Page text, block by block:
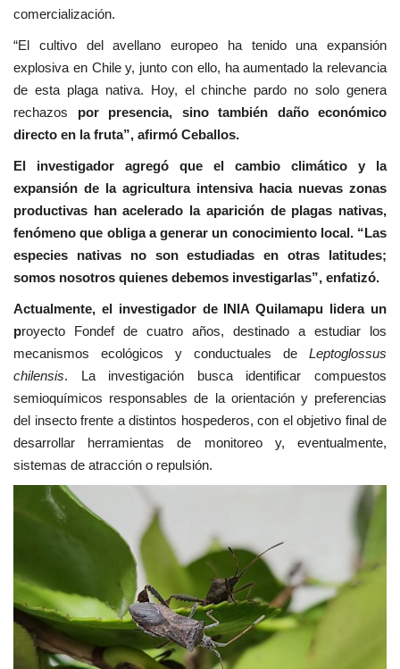
comercialización.
“El cultivo del avellano europeo ha tenido una expansión
explosiva en Chile y, junto con ello, ha aumentado la relevancia
de esta plaga nativa. Hoy, el chinche pardo no solo genera
rechazos por presencia, sino también daño económico
directo en la fruta”, afirmó Ceballos.
El investigador agregó que el cambio climático y la
expansión de la agricultura intensiva hacia nuevas zonas
productivas han acelerado la aparición de plagas nativas,
fenómeno que obliga a generar un conocimiento local. “Las
especies nativas no son estudiadas en otras latitudes;
somos nosotros quienes debemos investigarlas”, enfatizó.
Actualmente, el investigador de INIA Quilamapu lidera un
proyecto Fondef de cuatro años, destinado a estudiar los
mecanismos ecológicos y conductuales de Leptoglossus
chilensis. La investigación busca identificar compuestos
semioquímicos responsables de la orientación y preferencias
del insecto frente a distintos hospederos, con el objetivo final de
desarrollar herramientas de monitoreo y, eventualmente,
sistemas de atracción o repulsión.